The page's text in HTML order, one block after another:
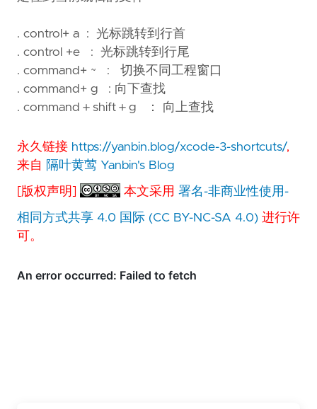
. control+ a : 光标跳转到行首
. control +e : 光标跳转到行尾
. command+ ~ : 切换不同工程窗口
. command+ g : 向下查找
. command＋shift＋g ： 向上查找
永久链接 https://yanbin.blog/xcode-3-shortcuts/,
来自
隔叶黄莺 Yanbin's Blog
[版权声明] 本文采用署名-非商业性使用-
相同方式共享 4.0 国际 (CC BY-NC-SA 4.0) 进行许
可。